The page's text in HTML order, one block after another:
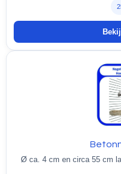
Ø ca. 4 cm en circa 55 cm